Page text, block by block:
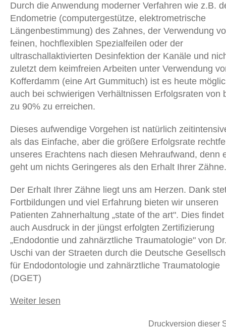
Durch die Anwendung moderner Verfahren wie z.B.
Endometrie (computergestütze, elektrometrische
Längenbestimmung) des Zahnes, der Verwendung
feinen, hochflexiblen Spezialfeilen oder der
ultraschallaktivierten Desinfektion der Kanäle und
zuletzt dem keimfreien Arbeiten unter Verwendung
Kofferdamm (eine Art Gummituch) ist es heute
auch bei schwierigen Verhältnissen Erfolgsraten von
zu 90% zu erreichen.
Dieses aufwendige Vorgehen ist natürlich
als das Einfache, aber die größere Erfolgsrate
unseres Erachtens nach diesen Mehraufwand, denn
geht um nichts Geringeres als den Erhalt Ihrer Zähne.
Der Erhalt Ihrer Zähne liegt uns am Herzen. Dank
Fortbildungen und viel Erfahrung bieten wir unseren
Patienten Zahnerhaltung „state of the art". Dies findet
auch Ausdruck in der jüngst erfolgten Zertifizierung
„Endodontie und zahnärztliche Traumatologie" von
Uschi van der Straeten durch die Deutsche
für Endodontologie und zahnärztliche Traumatologie
(DGET)
Weiter lesen
Druckversion dieser